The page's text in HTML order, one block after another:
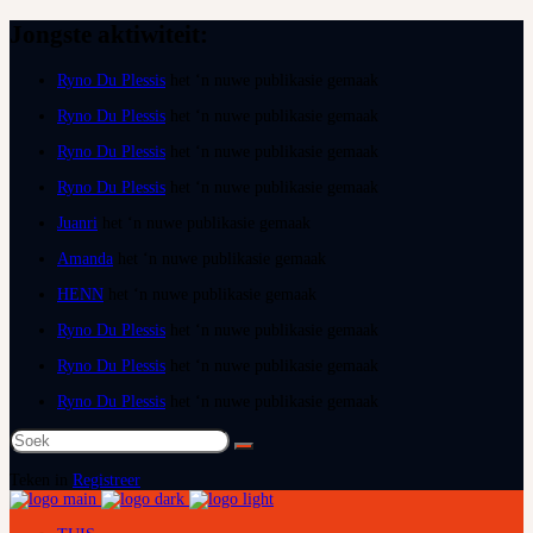
Ryno Du Plessis
Ryno Du Plessis
Ryno Du Plessis
Ryno Du Plessis
Juanri
Amanda
HENN
Ryno Du Plessis
Ryno Du Plessis
Ryno Du Plessis
Soek
na:
Registreer